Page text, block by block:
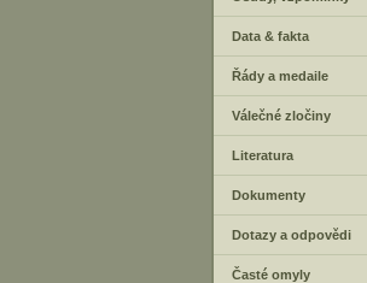
Data & fakta
Řády a medaile
Válečné zločiny
Literatura
Dokumenty
Dotazy a odpovědi
Časté omyly